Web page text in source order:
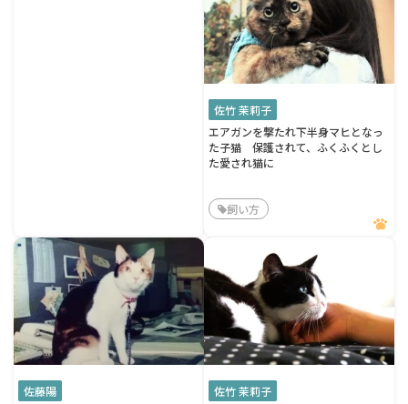
佐竹 茉莉子
エアガンを撃たれ下半身マヒとなっ
た子猫 保護されて、ふくふくとし
た愛され猫に
飼い方
佐藤陽
佐竹 茉莉子